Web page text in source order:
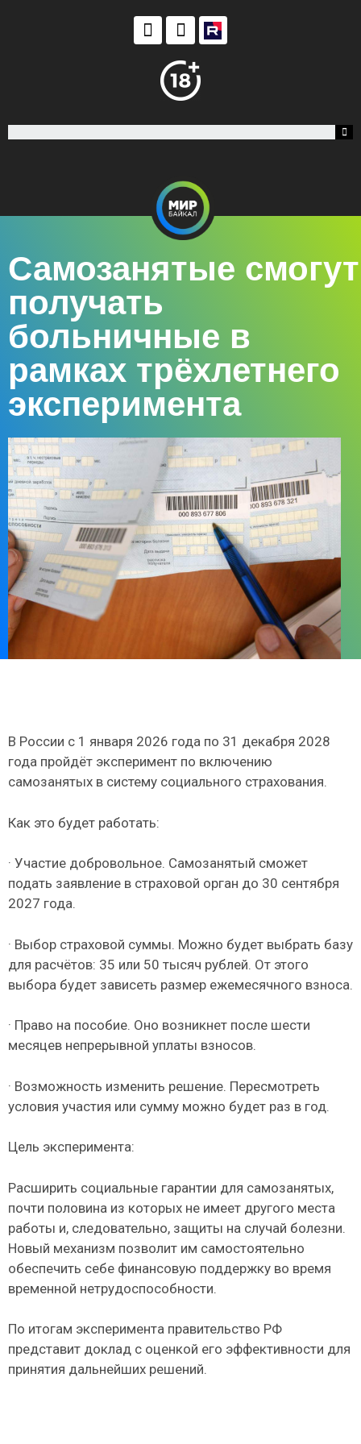
Самозанятые смогут
получать
больничные в
рамках трёхлетнего
эксперимента
В России с 1 января 2026 года по 31 декабря 2028
года пройдёт эксперимент по включению
самозанятых в систему социального страхования.
Как это будет работать:
· Участие добровольное. Самозанятый сможет
подать заявление в страховой орган до 30 сентября
2027 года.
· Выбор страховой суммы. Можно будет выбрать базу
для расчётов: 35 или 50 тысяч рублей. От этого
выбора будет зависеть размер ежемесячного взноса.
· Право на пособие. Оно возникнет после шести
месяцев непрерывной уплаты взносов.
· Возможность изменить решение. Пересмотреть
условия участия или сумму можно будет раз в год.
Цель эксперимента:
Расширить социальные гарантии для самозанятых,
почти половина из которых не имеет другого места
работы и, следовательно, защиты на случай болезни.
Новый механизм позволит им самостоятельно
обеспечить себе финансовую поддержку во время
временной нетрудоспособности.
По итогам эксперимента правительство РФ
представит доклад с оценкой его эффективности для
принятия дальнейших решений.